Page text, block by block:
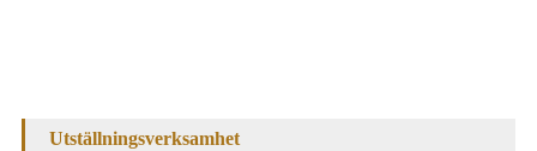
Utställningsverksamhet